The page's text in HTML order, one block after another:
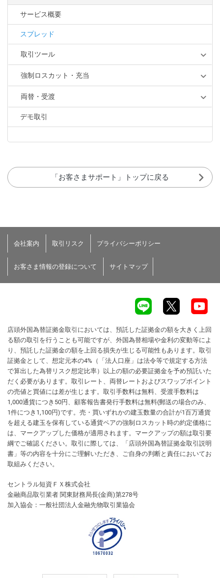
サービス概要
スプレッド
取引ツール
強制ロスカット・充当
両替・受渡
デモ取引
「お客さまサポート」トップに戻る
会社案内 取引リスク プライバシーポリシー
お客さま情報の登録について サイトマップ
店頭外国為替証拠金取引においては、預託した証拠金の額を大きく上回
る額の取引を行うことも可能ですが、外国為替相場や金利の変動等によ
り、預託した証拠金の額を上回る損失が生じる可能性もあります。取引
証拠金として、想定元本の4%（「法人口座」は法令等で規定する方法
で算出した為替リスク想定比率）以上の額の必要証拠金を予め預託いた
だく必要があります。取引レート、両替レートおよびスワップポイント
の売値と買値には差が生じます。取引手数料は無料、受渡手数料は
1,000通貨につき50円、顧客報告書発行手数料は無料(郵送の場合のみ、
1件につき1,100円)です。売・買いずれかの建玉数量の合計が1百万通貨
を超える建玉を保有している通貨ペアの強制ロスカット時の約定価格に
は、マークアップした価格が適用されます。マークアップの額は取引要
綱でご確認ください。取引に際しては、「店頭外国為替証拠金取引説明
書」等の内容を十分にご理解いただき、ご自身の判断と責任においてお
取組みください。
セントラル短資ＦＸ株式会社
金融商品取引業者 関東財務局長(金商)第278号
加入協会：一般社団法人金融先物取引業協会